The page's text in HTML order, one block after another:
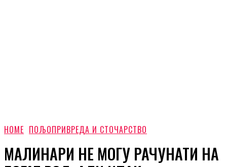
HOME ПОЉОПРИВРЕДА И СТОЧАРСТВО
МАЛИНАРИ НЕ МОГУ РАЧУНАТИ НА